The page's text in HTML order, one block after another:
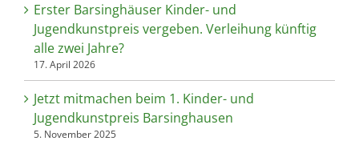
Erster Barsinghäuser Kinder- und
Jugendkunstpreis vergeben. Verleihung künftig
alle zwei Jahre?
17. April 2026
Jetzt mitmachen beim 1. Kinder- und
Jugendkunstpreis Barsinghausen
5. November 2025